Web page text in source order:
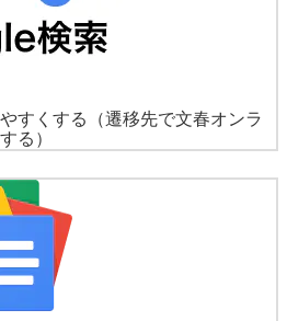
すくする
（遷移先で文春オンラ
る）